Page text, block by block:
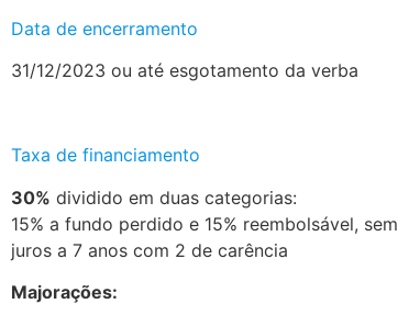
Data de encerramento
31/12/2023 ou até esgotamento da verba
Taxa de financiamento
30% dividido em duas categorias:
15% a fundo perdido e 15% reembolsável, sem
juros a 7 anos com 2 de carência
Majorações: